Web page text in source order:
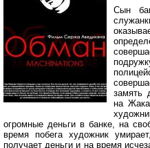
Сын
замять
на
огромные деньги в банке, на
время побега художник
получает деньги и на время